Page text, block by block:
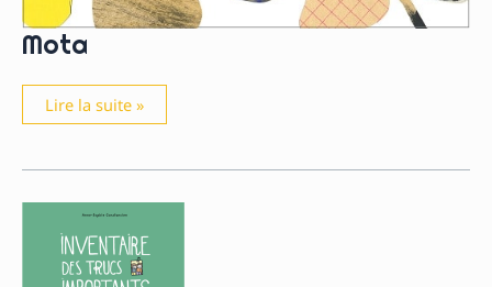
Mota
Mota
Lire la suite »